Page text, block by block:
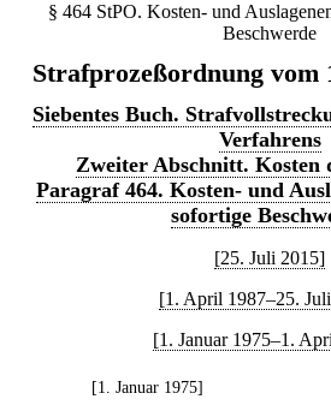
§ 464 StPO. Kosten- und
Beschwerde
Strafprozeßordnung vom
Siebentes Buch.
Verfahrens
Zweiter Abschnitt. Kosten
Paragraf 464. Kosten- und
sofortige
[25. Juli 2015]
[1. April 1987–25.
[1. Januar 1975–1.
[1. Januar 1975]